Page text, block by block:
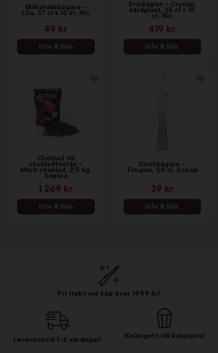
Milkshakebägare -
Lila, 37 cl x 10 st. Nic
49 kr
Info & Köp
Dricksglas - Crystal,
hårdplast, 25 cl x 10
st. Nic
419 kr
Info & Köp
Choklad till
chokladfontän -
Mörk choklad, 2,5 kg.
Sephra
1 269 kr
Info & Köp
Slushbägare -
Timglas, 50 cl. Scoop
39 kr
Info & Köp
Fri frakt vid köp över 1999 kr!
Leveranstid 1-2 vardagar! Kalasgott till kalaspris!